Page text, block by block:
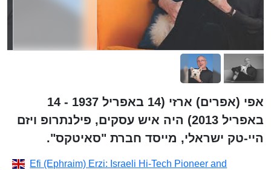
אפי (אפרים) ארזי (14 באפריל 1937 - 14
באפריל 2013) היה איש עסקים, פילנתרופ ויזם
היי-טק ישראלי, מייסד חברת "סאיטקס".
Efi (Ephraim) Erzi: Israeli Hi-Tech Pioneer and